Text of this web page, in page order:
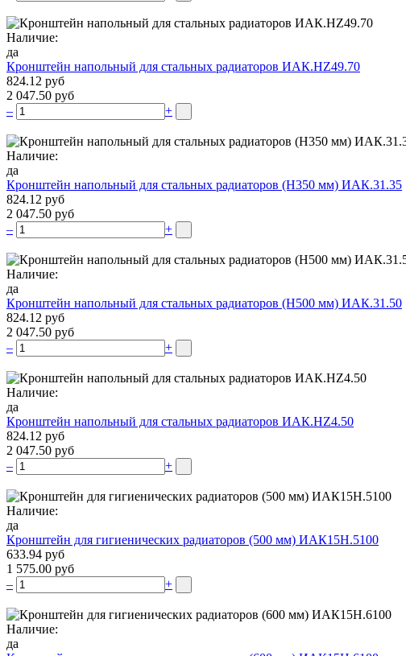
Наличие:
да
Кронштейн напольный для стальных радиаторов ИАК.НZ49.70
824.12 руб
2 047.50 руб
–
+
Наличие:
да
Кронштейн напольный для стальных радиаторов (Н350 мм) ИАК.31.35
824.12 руб
2 047.50 руб
–
+
Наличие:
да
Кронштейн напольный для стальных радиаторов (Н500 мм) ИАК.31.50
824.12 руб
2 047.50 руб
–
+
Наличие:
да
Кронштейн напольный для стальных радиаторов ИАК.НZ4.50
824.12 руб
2 047.50 руб
–
+
Наличие:
да
Кронштейн для гигиенических радиаторов (500 мм) ИАК15Н.5100
633.94 руб
1 575.00 руб
–
+
Наличие:
да